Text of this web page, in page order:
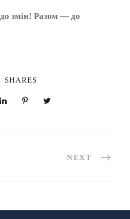
змін! Разом — до
SHARES
NEXT